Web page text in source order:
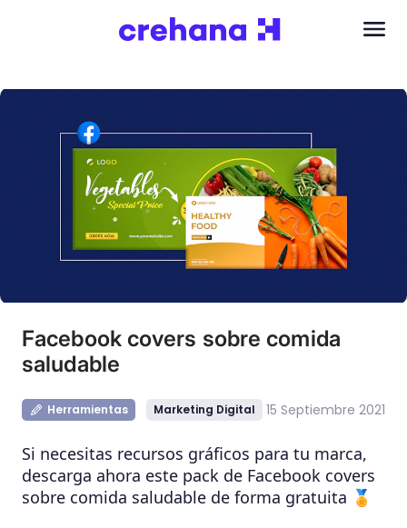
Facebook covers sobre comida
saludable
Herramientas Marketing Digital 15 Septiembre 2021
Si necesitas recursos gráficos para tu marca,
descarga ahora este pack de Facebook covers
sobre comida saludable de forma gratuita 🏅